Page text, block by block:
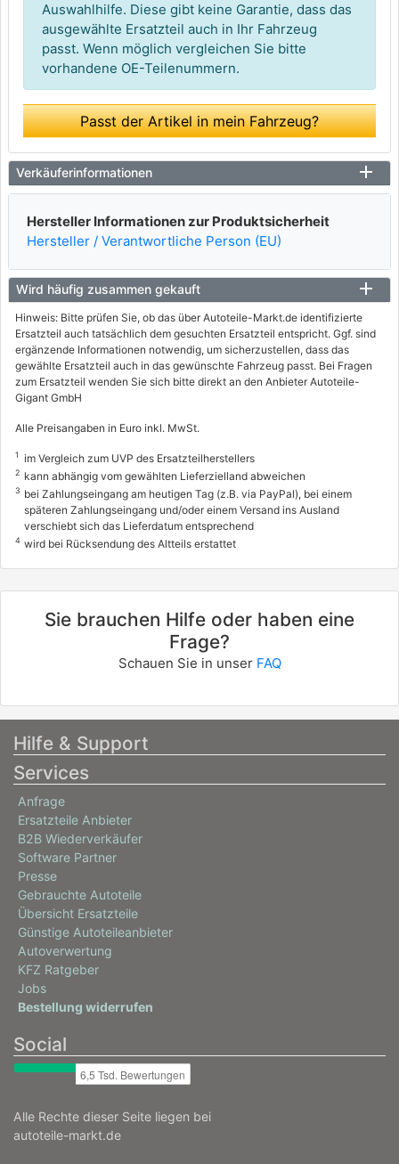
Auswahlhilfe. Diese gibt keine Garantie, dass das
ausgewählte Ersatzteil auch in Ihr Fahrzeug
passt. Wenn möglich vergleichen Sie bitte
vorhandene OE-Teilenummern.
Passt der Artikel in mein Fahrzeug?
Verkäuferinformationen
Hersteller Informationen zur Produktsicherheit
Hersteller / Verantwortliche Person (EU)
Wird häufig zusammen gekauft
Hinweis: Bitte prüfen Sie, ob das über Autoteile-Markt.de identifizierte
Ersatzteil auch tatsächlich dem gesuchten Ersatzteil entspricht. Ggf. sind
ergänzende Informationen notwendig, um sicherzustellen, dass das
gewählte Ersatzteil auch in das gewünschte Fahrzeug passt. Bei Fragen
zum Ersatzteil wenden Sie sich bitte direkt an den Anbieter Autoteile-
Gigant GmbH
Alle Preisangaben in Euro inkl. MwSt.
1 im Vergleich zum UVP des Ersatzteilherstellers
2 kann abhängig vom gewählten Lieferzielland abweichen
3 bei Zahlungseingang am heutigen Tag (z.B. via PayPal), bei einem
späteren Zahlungseingang und/oder einem Versand ins Ausland
verschiebt sich das Lieferdatum entsprechend
4 wird bei Rücksendung des Altteils erstattet
Sie brauchen Hilfe oder haben eine
Frage?
Schauen Sie in unser FAQ
Hilfe & Support
Services
Anfrage
Ersatzteile Anbieter
B2B Wiederverkäufer
Software Partner
Presse
Gebrauchte Autoteile
Übersicht Ersatzteile
Günstige Autoteileanbieter
Autoverwertung
KFZ Ratgeber
Jobs
Bestellung widerrufen
Social
Alle Rechte dieser Seite liegen bei
autoteile-markt.de